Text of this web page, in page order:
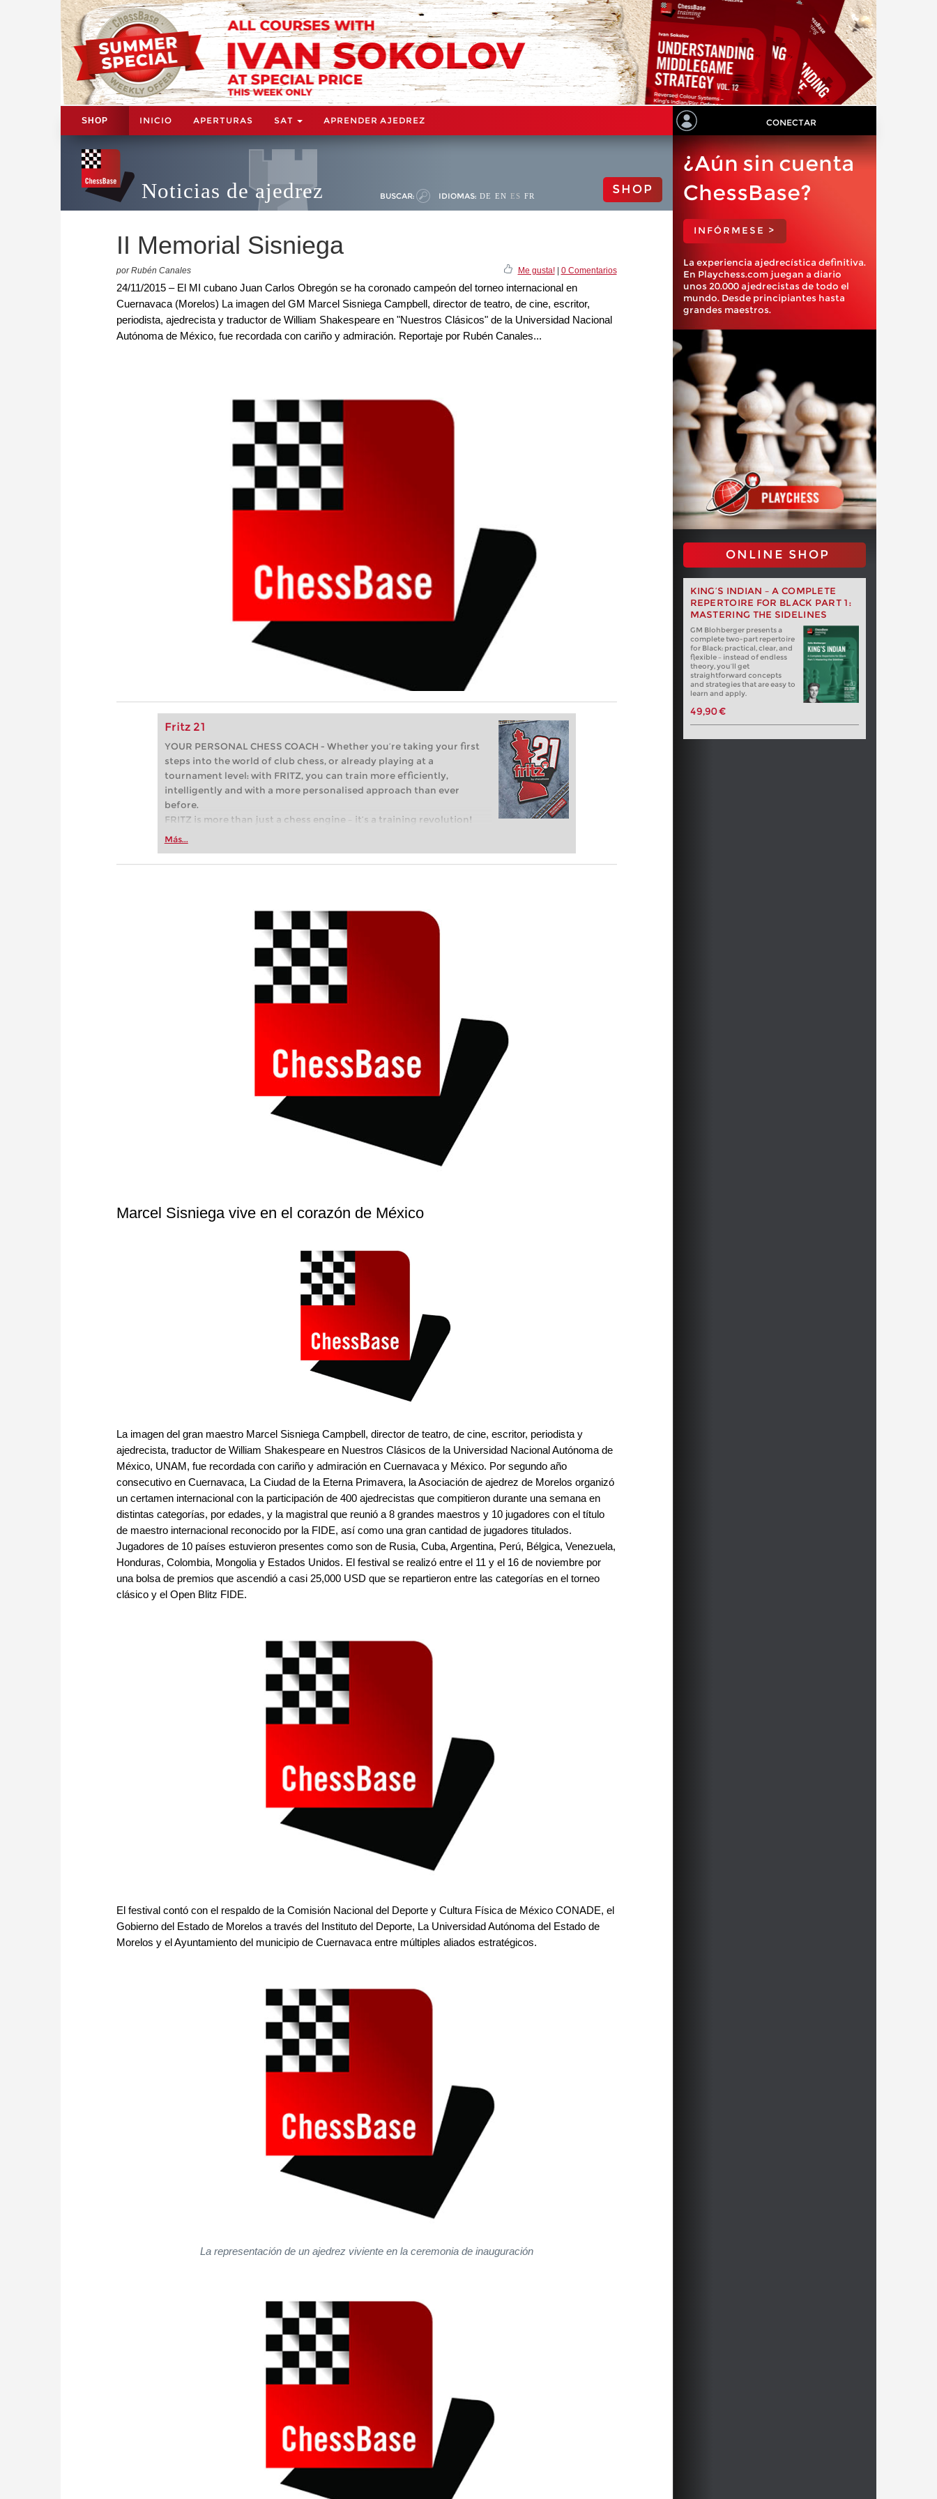
SHOP INICIO APERTURAS SAT APRENDER AJEDREZ CONECTAR
Noticias de ajedrez BUSCAR: IDIOMAS: DE EN ES FR SHOP
II Memorial Sisniega
por Rubén Canales Me gusta!| 0 Comentarios
24/11/2015 – El MI cubano Juan Carlos Obregón se ha coronado campeón del torneo internacional en
Cuernavaca (Morelos) La imagen del GM Marcel Sisniega Campbell, director de teatro, de cine, escritor,
periodista, ajedrecista y traductor de William Shakespeare en "Nuestros Clásicos" de la Universidad Nacional
Autónoma de México, fue recordada con cariño y admiración. Reportaje por Rubén Canales...
Fritz 21
YOUR PERSONAL CHESS COACH - Whether you’re taking your first
steps into the world of club chess, or already playing at a
tournament level: with FRITZ, you can train more efficiently,
intelligently and with a more personalised approach than ever
before.
FRITZ is more than just a chess engine – it’s a training revolution!
Whether you’re taking your first steps into the world of club chess,
more efficiently, intelligently and with a more personalised
Más...
¿Aún sin cuenta
ChessBase?
INFÓRMESE >
La experiencia ajedrecística definitiva.
En Playchess.com juegan a diario
unos 20.000 ajedrecistas de todo el
mundo. Desde principiantes hasta
grandes maestros.
ONLINE SHOP
KING’S INDIAN – A COMPLETE
REPERTOIRE FOR BLACK PART 1:
MASTERING THE SIDELINES
GM Blohberger presents a
complete two-part repertoire
for Black: practical, clear, and
flexible – instead of endless
theory, you’ll get
straightforward concepts
and strategies that are easy to
learn and apply.
49,90 €
Marcel Sisniega vive en el corazón de México
La imagen del gran maestro Marcel Sisniega Campbell, director de teatro, de cine, escritor, periodista y
ajedrecista, traductor de William Shakespeare en Nuestros Clásicos de la Universidad Nacional Autónoma de
México, UNAM, fue recordada con cariño y admiración en Cuernavaca y México. Por segundo año
consecutivo en Cuernavaca, La Ciudad de la Eterna Primavera, la Asociación de ajedrez de Morelos organizó
un certamen internacional con la participación de 400 ajedrecistas que compitieron durante una semana en
distintas categorías, por edades, y la magistral que reunió a 8 grandes maestros y 10 jugadores con el título
de maestro internacional reconocido por la FIDE, así como una gran cantidad de jugadores titulados.
Jugadores de 10 países estuvieron presentes como son de Rusia, Cuba, Argentina, Perú, Bélgica, Venezuela,
Honduras, Colombia, Mongolia y Estados Unidos. El festival se realizó entre el 11 y el 16 de noviembre por
una bolsa de premios que ascendió a casi 25,000 USD que se repartieron entre las categorías en el torneo
clásico y el Open Blitz FIDE.
El festival contó con el respaldo de la Comisión Nacional del Deporte y Cultura Física de México CONADE, el
Gobierno del Estado de Morelos a través del Instituto del Deporte, La Universidad Autónoma del Estado de
Morelos y el Ayuntamiento del municipio de Cuernavaca entre múltiples aliados estratégicos.
La representación de un ajedrez viviente en la ceremonia de inauguración